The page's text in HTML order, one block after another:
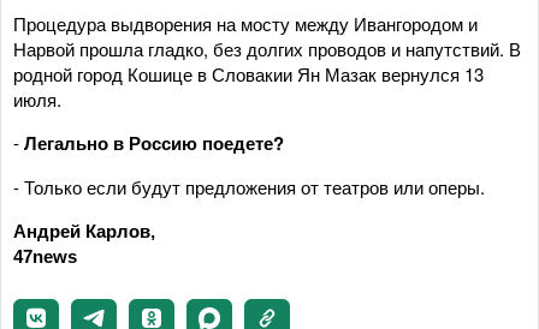
Процедура выдворения на мосту между Ивангородом и
Нарвой прошла гладко, без долгих проводов и напутствий. В
родной город Кошице в Словакии Ян Мазак вернулся 13
июля.
-Легально в Россию поедете?
- Только если будут предложения от театров или оперы.
Андрей Карлов,
47news